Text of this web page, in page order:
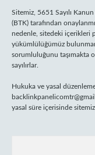
Sitemiz, 5651 Sayılı
(BTK) tarafından
nedenle, sitedeki içerikleri
yükümlülüğümüz
sorumluluğunu taşımakta
sayılırlar.
Hukuka ve yasal
yasal süre içerisinde